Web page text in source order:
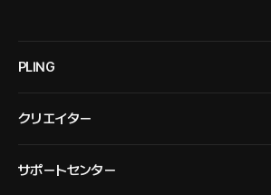
PLING
クリエイター
サポートセンター